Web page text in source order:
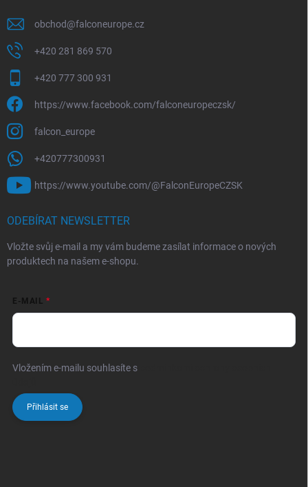
obchod@falconeurope.cz
+420 281 869 570
+420 777 300 931
https://www.facebook.com/falconeuropeczsk/
falcon_europe
+420777300931
https://www.youtube.com/@FalconEuropeCZSK
ODEBÍRAT NEWSLETTER
Vložte svůj e-mail a my vám budeme zasílat informace o nových
produktech na našem e-shopu.
E-MAIL
Vložením e-mailu souhlasíte s
Přihlásit se